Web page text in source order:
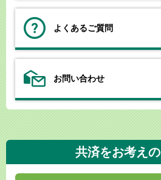
よくあるご質問
お問い合わせ
共済をお考え